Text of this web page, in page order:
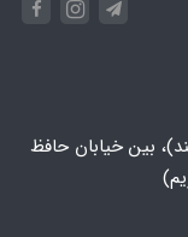
بین خیابان حافظ